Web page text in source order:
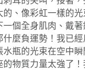
、像彩虹一樣的
個全身肌肉、戴著
麼負運勢！我已
瓶的光束在空中
物質力量太強了